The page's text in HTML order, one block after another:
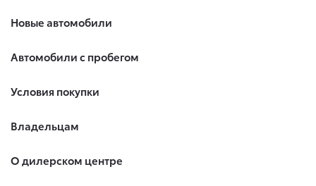
Новые автомобили
Автомобили с пробегом
Условия покупки
Владельцам
О дилерском центре